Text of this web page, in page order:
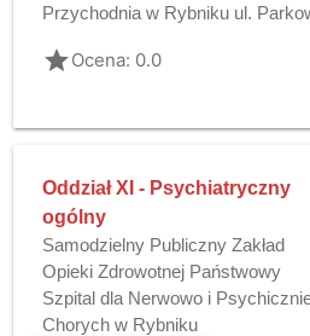
Przychodnia w Rybniku ul.
gradeOcena: 0.0
Oddział XI - Psychiatryczny
ogólny
Samodzielny Publiczny Zakład
Opieki Zdrowotnej Państwowy
Szpital dla Nerwowo i
Chorych w Rybniku